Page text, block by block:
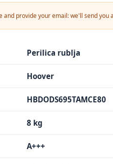
and provide your email: we'll send
Perilica rublja
Hoover
HBDODS695TAMCE80
8 kg
A+++